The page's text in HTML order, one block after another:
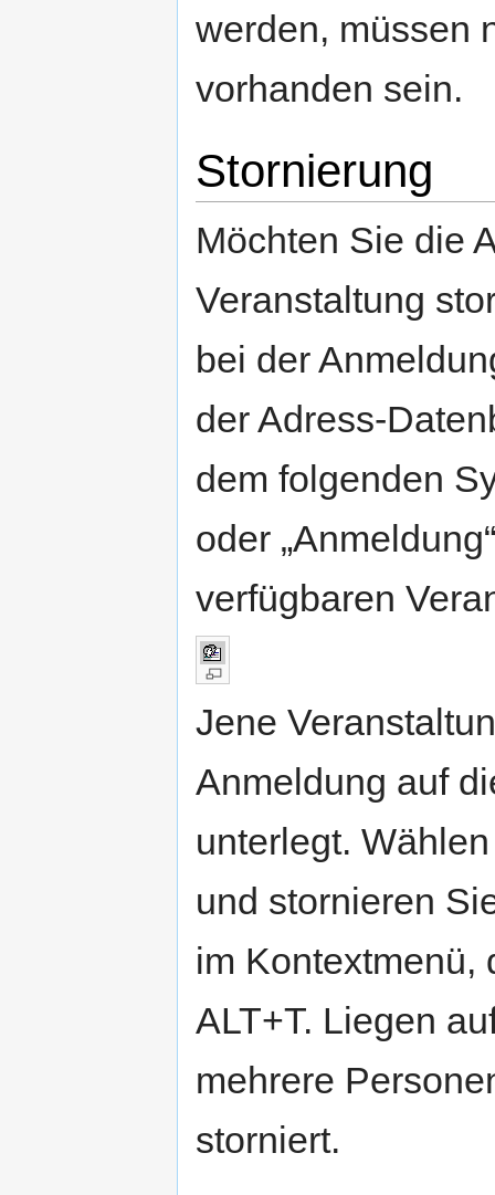
werden, müssen
vorhanden sein.
Stornierung
Möchten Sie die
Veranstaltung
bei der
der Adress-
dem folgenden
oder
verfügbaren
Jene
Anmeldung auf
unterlegt.
und stornieren
im Kontextmenü,
ALT+T. Liegen
mehrere
storniert.